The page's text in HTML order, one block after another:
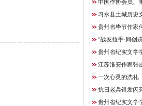
纪实文学学会换届选举大会10日在贵阳成功举行
会员、重庆作家高兴明签约西南作家网
中国作协会员、
作家网
习水县土城历史
获聘西南作家网终
贵州省毕节作家
“战友拉手·同创
启动贵州省纪实文学
学校江苏淮安作家张
一次心灵的洗礼
抗日老兵银发闪
贵州省纪实文学